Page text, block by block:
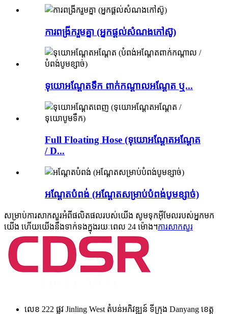
ការពង្រីករួមគ្នា (អ្នកផ្តល់សំណងកៅស៊ូ)
ទុយោអណ្តែតទឹក ពាក់កណ្តាលអណ្តែត ឬ...
Full Floating Hose (ទុយោអណ្តែតអណ្តែត
/ D...
អណ្ដែតបំពង់ (អណ្ដែតសម្រាប់បំពង់បូមខ្សាច់)
សម្រាប់ការសាកសួរអំពីផលិតផលរបស់យើង សូមទុកអ៊ីមែលរបស់អ្នកមក
យើង ហើយយើងនឹងទាក់ទងក្នុងរយៈពេល 24 ម៉ោង។ការសាកសួរ
លេខ 222 ផ្លូវ Jinling West តំបន់អភិវឌ្ឍន៍ ទីក្រុង Danyang ខេត្ត